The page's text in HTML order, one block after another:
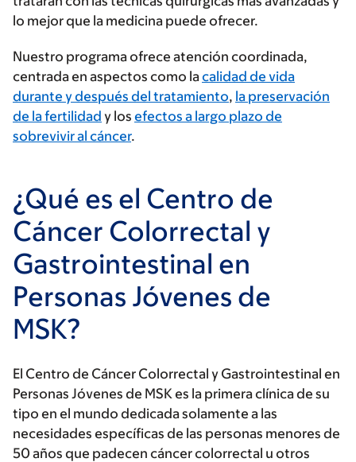
lo mejor que la medicina puede ofrecer.
Nuestro programa ofrece atención coordinada,
centrada en aspectos como lacalidad de vida
durante y después del tratamiento, la preservación
de la fertilidad y los efectos a largo plazo de
sobrevivir al cáncer.
¿Qué es el Centro de
Cáncer Colorrectal y
Gastrointestinal en
Personas Jóvenes de
MSK?
El Centro de Cáncer Colorrectal y Gastrointestinal en
Personas Jóvenes de MSK es la primera clínica de su
tipo en el mundo dedicada solamente a las
necesidades específicas de las personas menores de
50 años que padecen cáncer colorrectal u otros